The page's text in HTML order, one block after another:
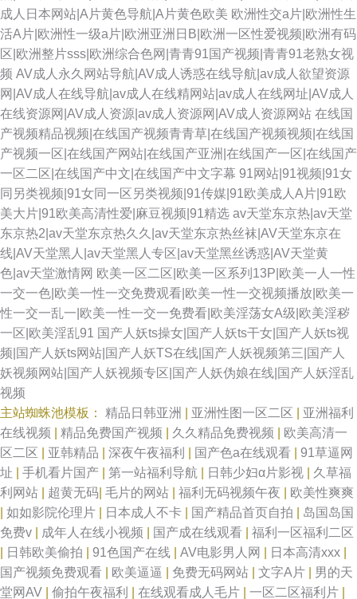
成人日本网站|A片黄色导航|A片黄色欧美 欧洲性交a片|欧洲性生
活A片|欧洲性一级a片|欧洲亚洲日B|欧洲一区性爱视频|欧洲有码
区|欧洲整片sss|欧洲综合色网|青青91国产视频|青青91老熟女视
频 AV成人永久网站导航|AV成人诱惑在线导航|av成人欲望资源
网|AV成人在线导航|av成人在线精网站|av成人在线网址|AV成人
在线资源网|AV成人资源|av成人资源网|AV成人资源网站 在线国
产视频精品视频|在线国产视频青青草|在线国产视频视频|在线国
产视频一区|在线国产网站|在线国产亚洲|在线国产一区|在线国产
一区二区|在线国产中文|在线国产中文字幕 91网站|91视频|91女
同另类视频|91女同一区另类视频|91传媒|91欧美成人A片|91欧
美大片|91欧美高清性爱|麻豆视频|91精选 av天堂东京热|av天堂
东京热2|av天堂东京热久久|av天堂东京热丝袜|AV天堂东京在
线|AV天堂黑人|av天堂黑人专区|av天堂黑丝诱惑|AV天堂黄
色|av天堂激情网 欧美一区二区|欧美一区系列13P|欧美一人一性
一交一色|欧美一性一交免费观看|欧美一性一交视频播放|欧美一
性一交一乱一|欧美一性一交一免费看|欧美淫荡女A级|欧美淫秽
一区|欧美淫乱91 国产人妖ts操女|国产人妖ts干女|国产人妖ts视
频|国产人妖ts网站|国产人妖TS在线|国产人妖视频第三|国产人
妖视频网站|国产人妖视频专区|国产人妖伪娘在线|国产人妖淫乱
视频
主站蜘蛛池模板： 精品日韩亚洲 亚洲性图一区二区
亚洲福利
在线视频
精品免费国产视频 久久精品免费视频
欧美高清一
区二区
亚韩精品 深夜午夜福利 国产色a在线观看
91草逼网
址
手机看片国产 第一站福利导航 日韩少妇α片影视
久草福
利网站
超黄无码 毛片的网站 福利无码视频午夜
欧美性爽爽
如如影院伦理片 日本成人不卡 国产精品首页自拍
岛国岛国
免费v
成年人在线小视频 国产成在线观看
福利一区福利二区
日韩欧美偷拍 91色国产在线 AV电影男人网 日本高清xxx
国产视频免费观看
欧美逼逼 免费无码网站 文字A片
男的天
堂网AV
偷拍午夜福利 在线观看成人毛片 一区二区福利片